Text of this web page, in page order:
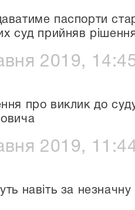
паспорти
суд прийняв
2019,
про виклик до
2019,
навіть за незначну